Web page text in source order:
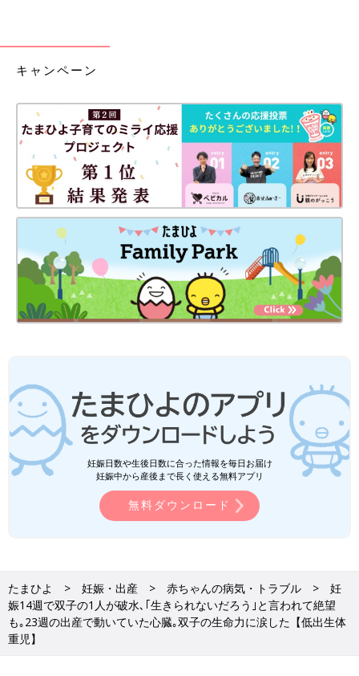
生後5日の二男。初めて熱を測らせてもらいました。
入院52日目。河原さんは妊娠22週を迎えました。妊娠22週未満
の出産は流産になり蘇生処置はされませんが、22週を過ぎると早
となります。
「妊娠22週が近づいたころ医師からは『生まれても障害が残る可
能性が高く、いつ心臓が止まるかもわかりません。22週を過ぎた
ら中絶はできませんから、ご家族と相談してください』と説明を
受けました。でも、2人が頑張っていてくれる限り、私から命を
終わらせることはしないと決めていました。
でいい、と思っていました」（河原さん）
自分では「中絶はしない」と決意した河原さんでしたが、そんな
思いを夫や家族に話すことはできなかったと言います。
「母親である自分の気持ちと、一緒に育てる家族の考え方とは違
うと思いますし、もし万が一、産むことを躊躇する言葉が返って
きたらと、こわかったんです。ましてや入院中で面と向かって話
あとから夫に聞くと『産むつもりなのはわかっていたし、障害が
あったとしても、頑張って生まれてきてくれたら親としてできる
限りのことをしようと思っていた』と話してくれました。あのと
き、あえて私に具体的なことを聞こうとしなかった夫に感謝して
キャンペーン
妊娠日数や生後日数に合った情報を毎日お届け
妊娠中から産後まで長く使える無料アプリ
無料ダウンロード
たまひよ 妊娠・出産 赤ちゃんの病気・トラブル
妊
娠14週で双子の1人が破水､｢生きられないだろう｣と言われて絶望
も｡23週の出産で動いていた心臓｡双子の生命力に涙した【低出生体
重児】